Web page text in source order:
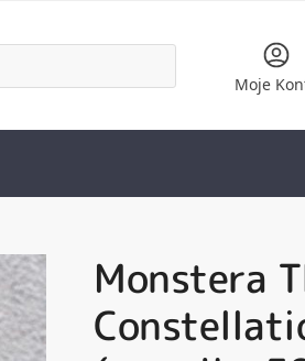
Moje
Monstera